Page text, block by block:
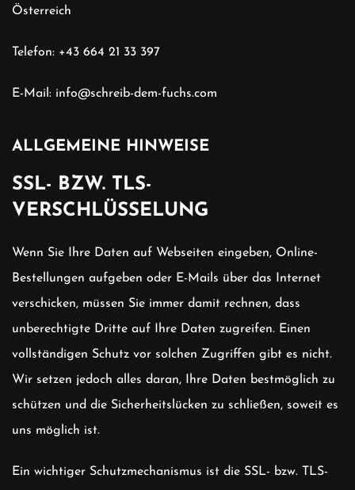
Österreich
Telefon: +43 664 21 33 397
E-Mail: info@schreib-dem-fuchs.com
ALLGEMEINE HINWEISE
SSL- BZW. TLS-
VERSCHLÜSSELUNG
Wenn Sie Ihre Daten auf Webseiten eingeben, Online-
Bestellungen aufgeben oder E-Mails über das Internet
verschicken, müssen Sie immer damit rechnen, dass
unberechtigte Dritte auf Ihre Daten zugreifen. Einen
vollständigen Schutz vor solchen Zugriffen gibt es nicht.
Wir setzen jedoch alles daran, Ihre Daten bestmöglich zu
schützen und die Sicherheitslücken zu schließen, soweit es
uns möglich ist.
Ein wichtiger Schutzmechanismus ist die SSL- bzw. TLS-